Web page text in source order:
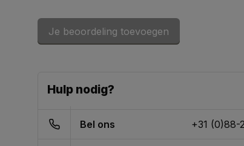
Je beoordeling toevoegen
Hulp nodig?
Bel ons +31 (0)88-